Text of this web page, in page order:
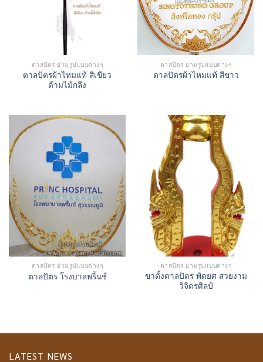
ตาลปัตร ย่ามรูปแบบต่างๆ
ตาลปัตรผ้าไหมแท้ สีเขียว
ด้ามไม้กลึง
ตาลปัตร ย่ามรูปแบบต่างๆ
ตาลปัตรผ้าไหมแท้ สีขาว
ตาลปัตร ย่ามรูปแบบต่างๆ
ตาลปัตร โรงบาลพริ้นช์
ตาลปัตร ย่ามรูปแบบต่างๆ
ขาตั้งตาลปัตร พัดยศ สวยงาม
วิจิตรศิลป์
LATEST NEWS